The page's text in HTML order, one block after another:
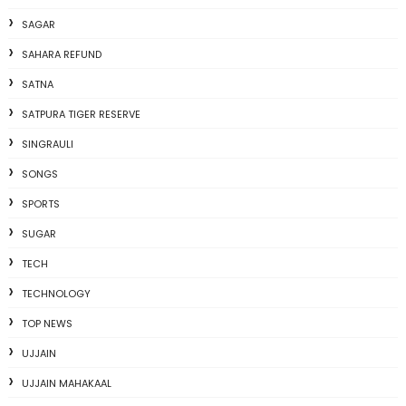
SAGAR
SAHARA REFUND
SATNA
SATPURA TIGER RESERVE
SINGRAULI
SONGS
SPORTS
SUGAR
TECH
TECHNOLOGY
TOP NEWS
UJJAIN
UJJAIN MAHAKAAL